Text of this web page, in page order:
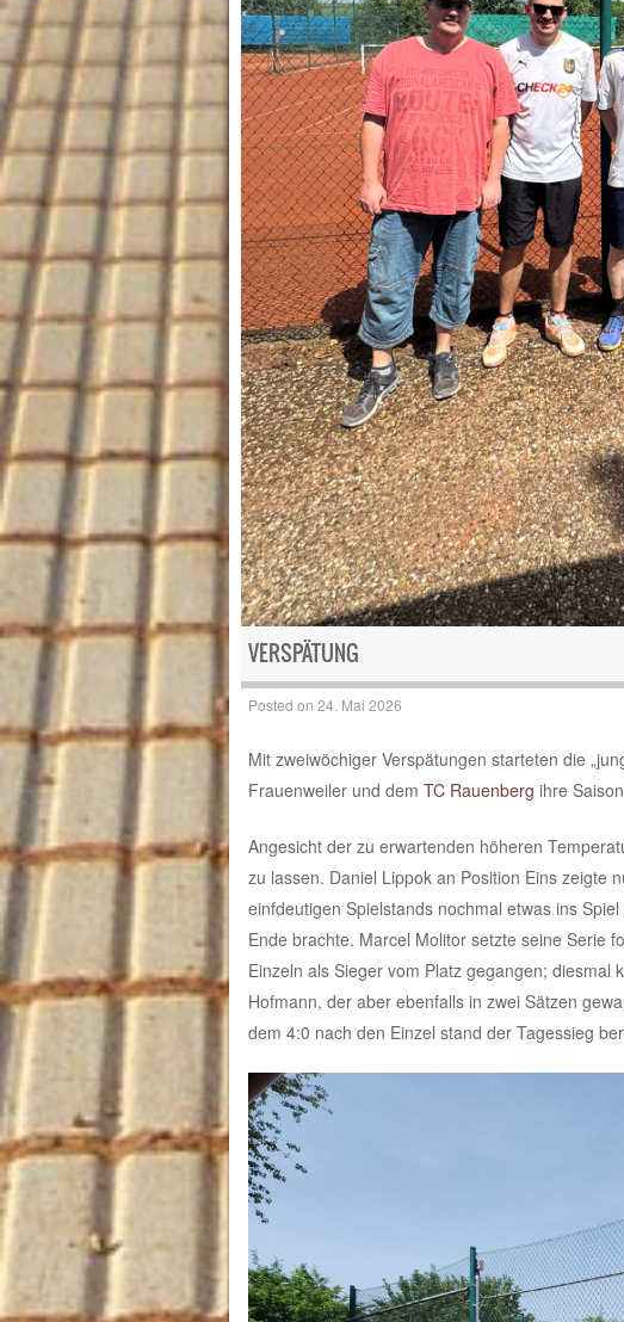
VERSPÄTUNG
Posted on 24. Mai 2026
Mit zweiwöchiger Verspätungen starteten die
Frauenweiler und dem TC Rauenberg ihre
Angesicht der zu erwartenden höheren
zu lassen. Daniel Lippok an Position Eins zeigte
einfdeutigen Spielstands nochmal etwas ins
Ende brachte. Marcel Molitor setzte seine Serie
Einzeln als Sieger vom Platz gegangen;
Hofmann, der aber ebenfalls in zwei Sätzen
dem 4:0 nach den Einzel stand der Tagessieg